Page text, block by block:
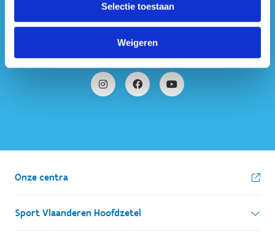
Selectie toestaan
Weigeren
#sportersbelevenmeer
ook op sociale media
Onze centra
Sport Vlaanderen Hoofdzetel